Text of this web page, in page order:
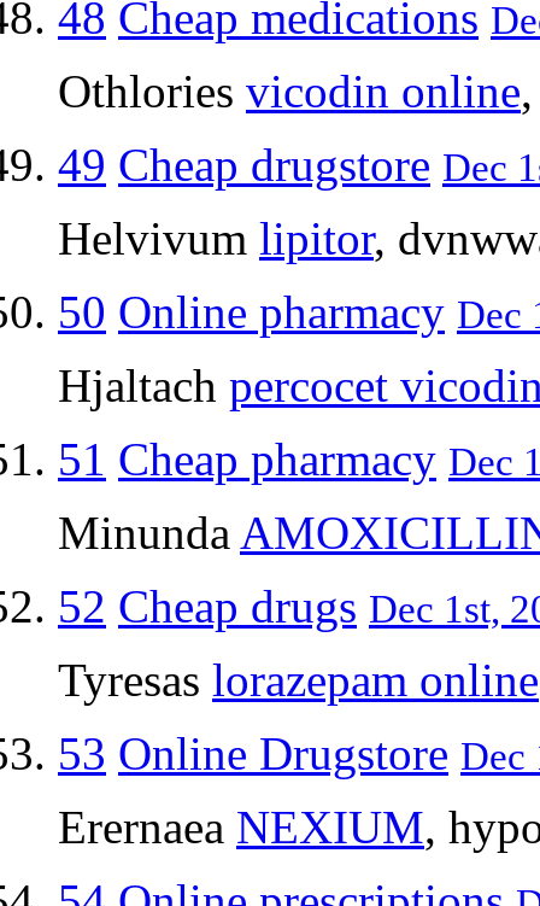
48 Cheap medications
Othlories vicodin online
49 Cheap drugstore Dec
Helvivum lipitor,
50 Online pharmacy Dec
Hjaltach percocet
51 Cheap pharmacy Dec
Minunda
52 Cheap drugs Dec 1st,
Tyresas lorazepam online
53 Online Drugstore Dec
Erernaea NEXIUM,